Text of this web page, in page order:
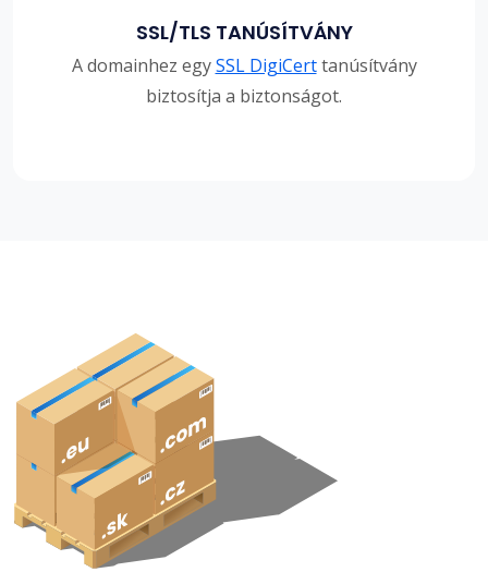
SSL/TLS TANÚSÍTVÁNY
A domainhez egySSL DigiCerttanúsítvány
biztosítja a biztonságot.